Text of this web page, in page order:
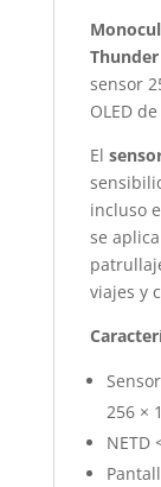
Thunder
sensor
OLED
El
incluso
se
viajes y
256 ×
NETD